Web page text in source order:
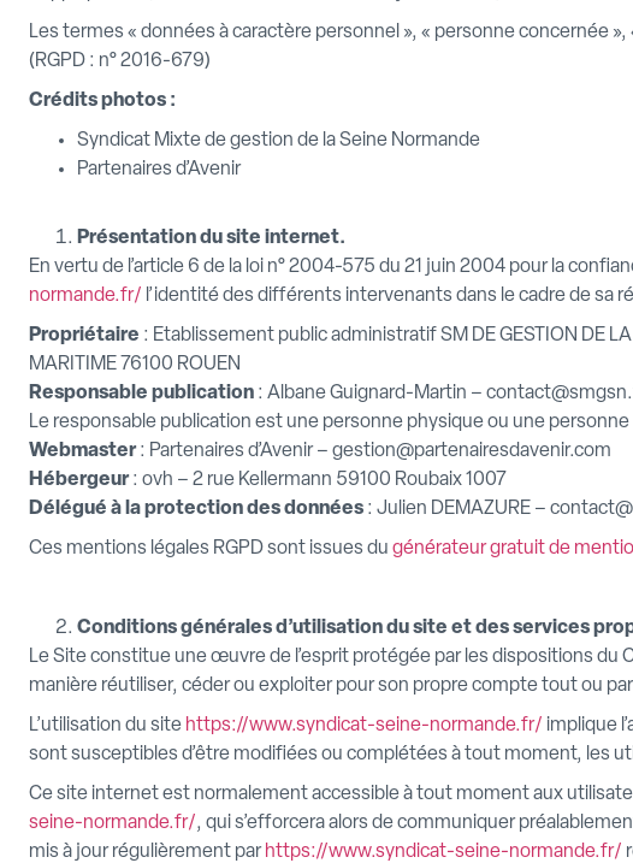
Les termes « données à caractère personnel », « personne concernée
(RGPD : n° 2016-679)
Crédits photos :
Syndicat Mixte de gestion de la Seine Normande
Partenaires d’Avenir
Présentation du site internet.
En vertu de l’article 6 de la loi n° 2004-575 du 21 juin 2004 pour la
normande.fr/ l’identité des différents intervenants dans le cadre de sa
Propriétaire : Etablissement public administratif SM DE GESTION DE
MARITIME 76100 ROUEN
Responsable publication : Albane Guignard-Martin –
Le responsable publication est une personne physique ou une personne
Webmaster: Partenaires d’Avenir – gestion@partenairesdavenir.com
Hébergeur: ovh – 2 rue Kellermann 59100 Roubaix 1007
Délégué à la protection des données : Julien DEMAZURE –
Ces mentions légales RGPD sont issues du générateur gratuit de
Conditions générales d’utilisation du site et des services
Le Site constitue une œuvre de l’esprit protégée par les dispositions
manière réutiliser, céder ou exploiter pour son propre compte tout ou
L’utilisation du site https://www.syndicat-seine-normande.fr/ implique
sont susceptibles d’être modifiées ou complétées à tout moment, les
Ce site internet est normalement accessible à tout moment aux
seine-normande.fr/, qui s’efforcera alors de communiquer
mis à jour régulièrement par https://www.syndicat-seine-normande.fr/